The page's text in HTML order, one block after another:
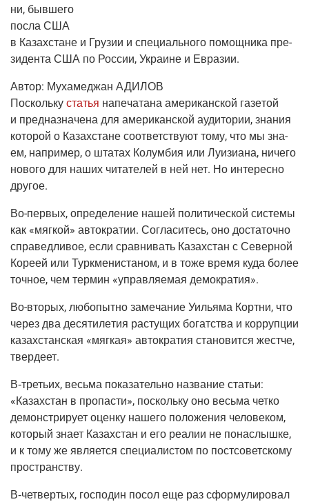
ни, быв­ше­го
посла США
в Казах­стане и Гру­зии и спе­ци­аль­но­го помощ­ни­ка пре­
зи­ден­та США по Рос­сии, Укра­ине и Евразии.
Автор: Муха­меджан АДИЛОВ
Посколь­ку ста­тья напе­ча­та­на аме­ри­кан­ской газе­той
и пред­на­зна­че­на для аме­ри­кан­ской ауди­то­рии, зна­ния
кото­рой о Казах­стане соот­вет­ству­ют тому, что мы зна­
ем, напри­мер, о шта­тах Колум­бия или Луи­зи­а­на, ниче­го
ново­го для наших чита­те­лей в ней нет. Но инте­рес­но
другое.
Во-пер­вых, опре­де­ле­ние нашей поли­ти­че­ской систе­мы
как «мяг­кой» авто­кра­тии. Согла­си­тесь, оно доста­точ­но
спра­вед­ли­вое, если срав­ни­вать Казах­стан с Север­ной
Коре­ей или Турк­ме­ни­ста­ном, и в тоже вре­мя куда более
точ­ное, чем тер­мин «управ­ля­е­мая демократия».
Во-вто­рых, любо­пыт­но заме­ча­ние Уилья­ма Корт­ни, что
через два деся­ти­ле­тия рас­ту­щих богат­ства и кор­руп­ции
казах­стан­ская «мяг­кая» авто­кра­тия ста­но­вит­ся жест­че,
твердеет.
В‑третьих, весь­ма пока­за­тель­но назва­ние ста­тьи:
«Казах­стан в про­па­сти», посколь­ку оно весь­ма чет­ко
демон­стри­ру­ет оцен­ку наше­го поло­же­ния чело­ве­ком,
кото­рый зна­ет Казах­стан и его реа­лии не пона­слыш­ке,
и к тому же явля­ет­ся спе­ци­а­ли­стом по пост­со­вет­ско­му
пространству.
В‑четвертых, гос­по­дин посол еще раз сфор­му­ли­ро­вал